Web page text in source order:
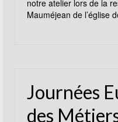
notre atelier lors de la
Mauméjean de l’église
Journées
des